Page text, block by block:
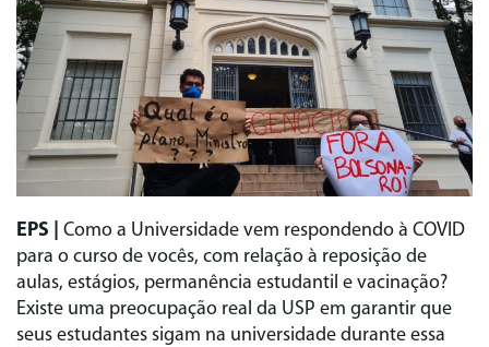
EPS | Como a Universidade vem respondendo à COVID
para o curso de vocês, com relação à reposição de
aulas, estágios, permanência estudantil e vacinação?
Existe uma preocupação real da USP em garantir que
seus estudantes sigam na universidade durante essa